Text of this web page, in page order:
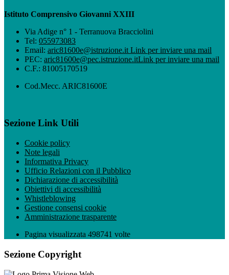
Istituto Comprensivo Giovanni XXIII
Via Adige n° 1 - Terranuova Bracciolini
Tel: 055973083
Email: aric81600e@istruzione.it Link per inviare una mail
PEC: aric81600e@pec.istruzione.itLink per inviare una mail
C.F.: 81005170519
Cod.Mecc. ARIC81600E
Sezione Link Utili
Cookie policy
Note legali
Informativa Privacy
Ufficio Relazioni con il Pubblico
Dichiarazione di accessibilità
Obiettivi di accessibilità
Whistleblowing
Gestione consensi cookie
Amministrazione trasparente
Pagina visualizzata 498741 volte
Sezione Copyright